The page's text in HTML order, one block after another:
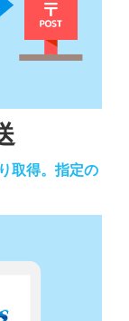
取得。指定の